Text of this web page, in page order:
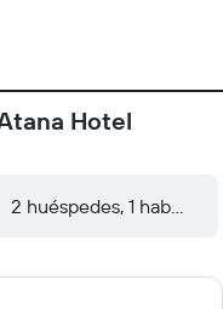
Hotel
2 huéspedes, 1